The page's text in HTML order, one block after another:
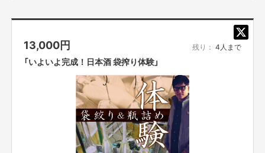
帰って来た宮田麺児
06-6484-6676
大阪府大阪市中央区東心斎橋1-13-5
13,000円 残り： 4人まで
「いよいよ完成！日本酒 袋搾り体験」